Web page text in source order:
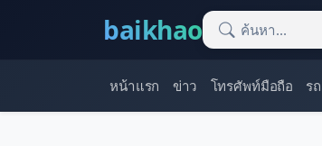
baikhao
หน้าแรก ข่าว โทรศัพท์มือถือ ร